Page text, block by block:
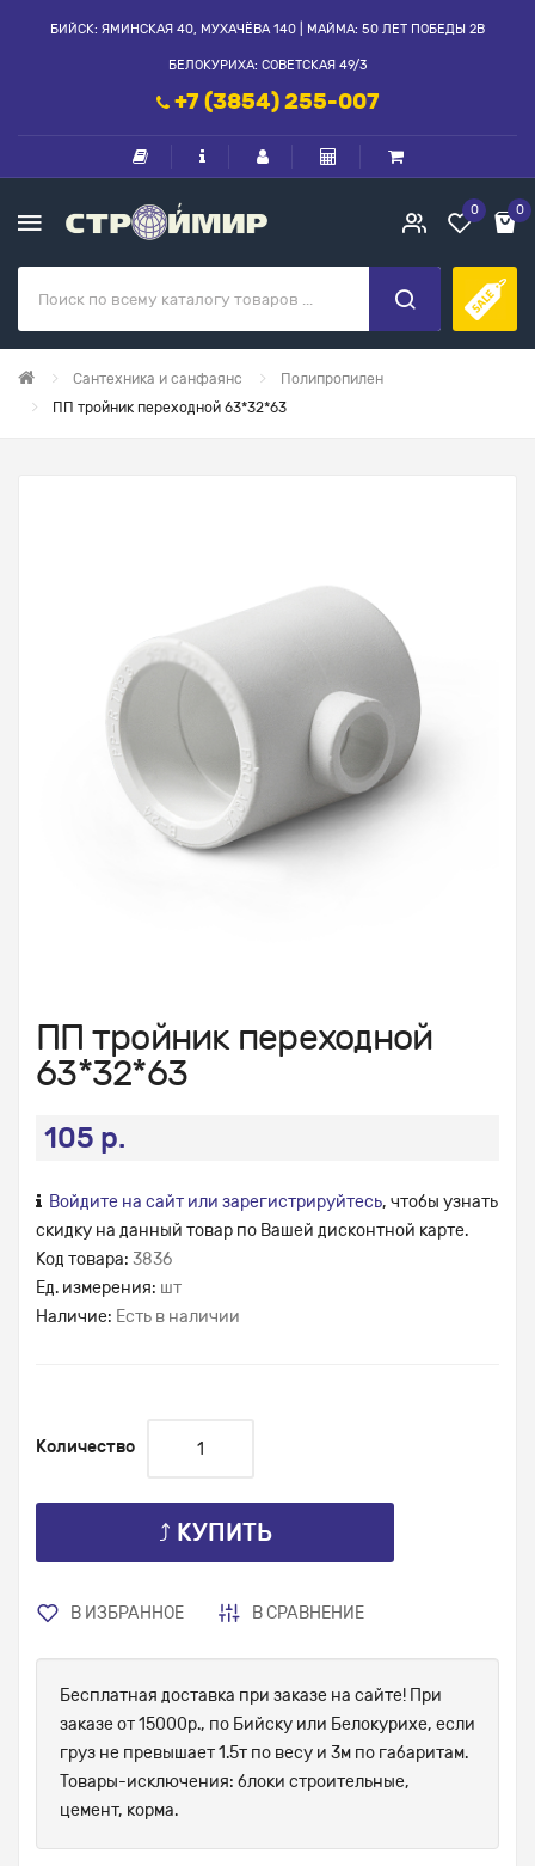
БИЙСК: ЯМИНСКАЯ 40, МУХАЧЁВА 140 | МАЙМА: 50 ЛЕТ ПОБЕДЫ 2В
БЕЛОКУРИХА: СОВЕТСКАЯ 49/3
+7 (3854) 255-007
0 0
Сантехника и санфаянс
Полипропилен
ПП тройник переходной 63*32*63
ПП тройник переходной
63*32*63
105 р.
Войдите на сайт или зарегистрируйтесь, чтобы узнать
скидку на данный товар по Вашей дисконтной карте.
Код товара: 3836
Ед. измерения: шт
Наличие: Есть в наличии
Количество
⤴ КУПИТЬ
В ИЗБРАННОЕ В СРАВНЕНИЕ
Бесплатная доставка при заказе на сайте! При
заказе от 15000р., по Бийску или Белокурихе, если
груз не превышает 1.5т по весу и 3м по габаритам.
Товары-исключения: блоки строительные,
цемент, корма.